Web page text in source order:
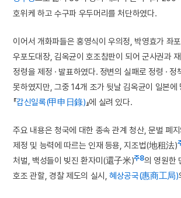
호위케 하고 수구파 우두머리를 처단하였다.
이어서 개화파들은 홍영식이 우의정, 박영효가 좌
우포도대장, 김옥균이 호조참판이 되어 군사권과
정령을 제정 · 발표하였다. 정변의 실패로 정령 · 정
못하였지만, 그중 14개 조가 뒷날 김옥균이 일본에
『갑신일록(甲申日錄)』에 실려 있다.
주요 내용은 청국에 대한 종속 관계 청산, 문벌 폐
제정 및 능력에 따르는 인재 등용, 지조법(地租法)
처벌, 백성들이 빚진 환자미(還子米)주8의 영원한
호조 관할, 경찰 제도의 실시,혜상공국(惠商工局)